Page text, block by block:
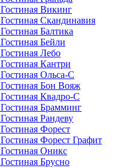
Гостиная Викинг
Гостиная Скандинавия
Гостиная Балтика
Гостиная Бейли
Гостиная Лебо
Гостиная Кантри
Гостиная Ольса-С
Гостиная Бон Вояж
Гостиная Квадро-С
Гостиная Брамминг
Гостиная Рандеву
Гостиная Форест
Гостиная Форест Графит
Гостиная Оникс
Гостиная Брусно